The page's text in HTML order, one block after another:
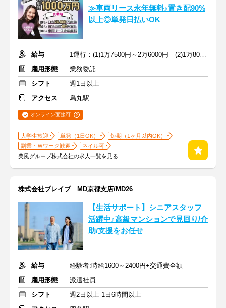
≫車両リース永年無料♪置き配90%
以上◎単発日払いOK
給与
1運行：(1)1万7500円～2万6000円 (2)1万8000円～2万6000円
雇用形態
業務委託
シフト
週1日以上
アクセス
烏丸駅
オンライン面接可
大学生歓迎 単発（1日OK）
短期（1ヶ月以内OK）
副業・Ｗワーク歓迎
ネイル可
美風グループ株式会社の求人一覧を見る
株式会社ブレイブ MD京都支店/MD26
【生活サポート】シニアスタッフ
活躍中♪高級マンションで見回り/介
助/支援をお任せ
給与
経験者:時給1600～2400円+交通費全額
雇用形態
派遣社員
シフト
週2日以上 1日6時間以上